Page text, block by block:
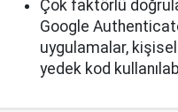
Çok faktörlü
Google
uygulamalar,
yedek kod